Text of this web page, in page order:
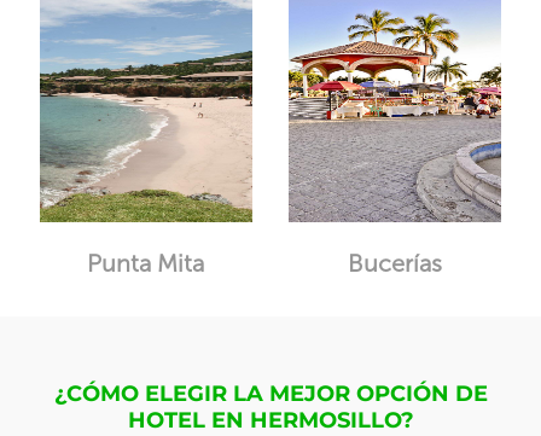
Punta Mita Bucerías
¿CÓMO ELEGIR LA MEJOR OPCIÓN DE
HOTEL EN HERMOSILLO?